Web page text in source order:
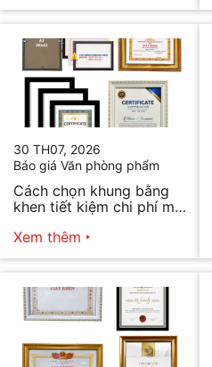
30 TH07, 2026
Báo giá Văn phòng phẩm
Cách chọn khung bằng
khen tiết kiệm chi phí mà
Xem thêm